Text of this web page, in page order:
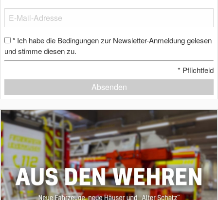
* Ich habe die Bedingungen zur Newsletter-Anmeldung gelesen
und stimme diesen zu.
* Pflichtfeld
Absenden